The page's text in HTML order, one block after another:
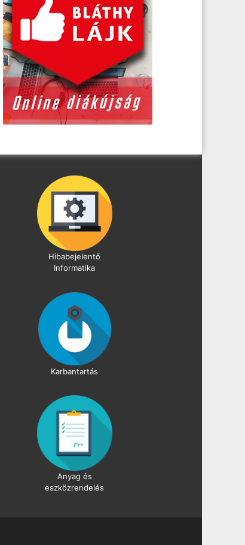
Hibabejelentő
Informatika
Karbantartás
Anyag és
eszközrendelés